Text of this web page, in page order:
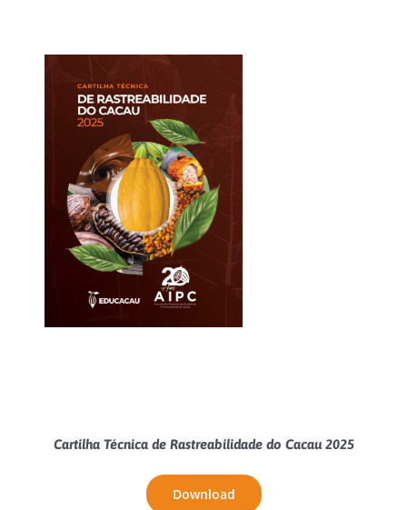
Cartilha Técnica de Rastreabilidade do Cacau 2025
Download